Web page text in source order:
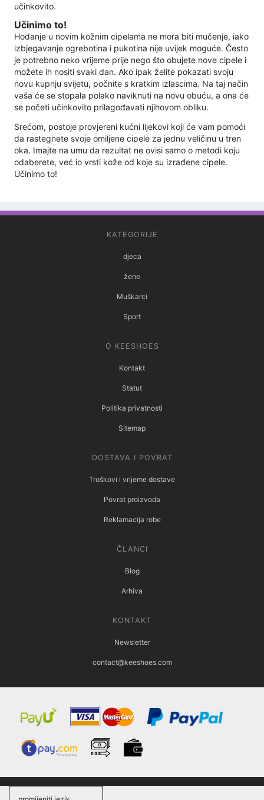
učinkovito.
Učinimo to!
Hodanje u novim kožnim cipelama ne mora biti mučenje, iako
izbjegavanje ogrebotina i pukotina nije uvijek moguće. Često
je potrebno neko vrijeme prije nego što obujete nove cipele i
možete ih nositi svaki dan. Ako ipak želite pokazati svoju
novu kupnju svijetu, počnite s kratkim izlascima. Na taj način
vaša će se stopala polako naviknuti na novu obuću, a ona će
se početi učinkovito prilagođavati njihovom obliku.
Srećom, postoje provjereni kućni lijekovi koji će vam pomoći
da rastegnete svoje omiljene cipele za jednu veličinu u tren
oka. Imajte na umu da rezultat ne ovisi samo o metodi koju
odaberete, već io vrsti kože od koje su izrađene cipele.
Učinimo to!
KATEGORIJE
djeca
žene
Muškarci
Sport
O KEESHOES
Kontakt
Statut
Politika privatnosti
Sitemap
DOSTAVA I POVRAT
Troškovi i vrijeme dostave
Povrat proizvoda
Reklamacija robe
ČLANCI
Blog
Arhiva
KONTAKT
Newsletter
contact@keeshoes.com